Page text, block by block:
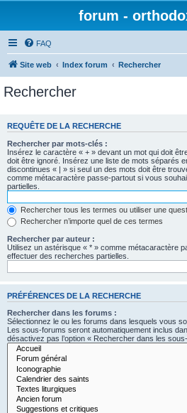
forum -
FAQ
Site web Index forum Rechercher
Rechercher
REQUÊTE DE LA RECHERCHE
Rechercher par mots-clés :
Insérez le caractère « + » devant un mot qui doit
doit être ignoré. Insérez une liste de mots séparés
discontinues « | » si seul un des mots doit être
comme métacaractère passe-partout si vous
partielles.
Rechercher tous les termes ou utiliser une
Rechercher n’importe quel de ces termes
Rechercher par auteur :
Utilisez un astérisque « * » comme métacaractère
effectuer des recherches partielles.
PRÉFÉRENCES DE LA RECHERCHE
Rechercher dans les forums :
Sélectionnez le ou les forums dans lesquels vous
Les sous-forums seront automatiquement inclus
désactivez pas l’option « Rechercher dans les